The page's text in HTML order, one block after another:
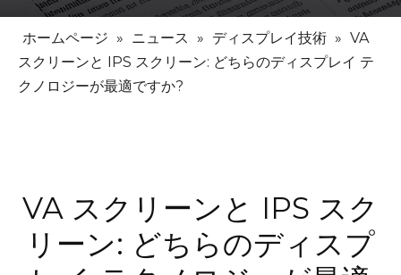
ホームページ » ニュース » ディスプレイ技術 » VA
スクリーンと IPS スクリーン: どちらのディスプレイ テ
クノロジーが最適ですか?
VA スクリーンと IPS スク
リーン: どちらのディスプ